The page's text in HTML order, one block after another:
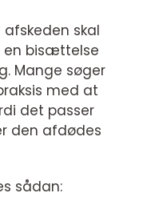
skal
en bisættelse
Mange søger
med at
det passer
den afdødes
sådan: